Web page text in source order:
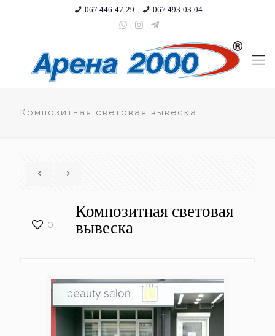
067 446-47-29 067 493-03-04
Композитная световая вывеска
0
Композитная световая
вывеска